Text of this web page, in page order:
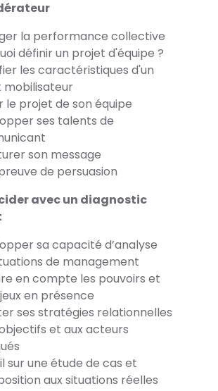
la performance collective
définir un projet d'équipe ?
les caractéristiques d'un
mobilisateur
le projet de son équipe
ses talents de
son message
de persuasion
avec un diagnostic
sa capacité d’analyse
de management
en compte les pouvoirs et
en présence
ses stratégies relationnelles
et aux acteurs
sur une étude de cas et
aux situations réelles